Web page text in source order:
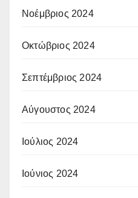
Νοέμβριος 2024
Οκτώβριος 2024
Σεπτέμβριος 2024
Αύγουστος 2024
Ιούλιος 2024
Ιούνιος 2024